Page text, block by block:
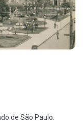
de São Paulo.